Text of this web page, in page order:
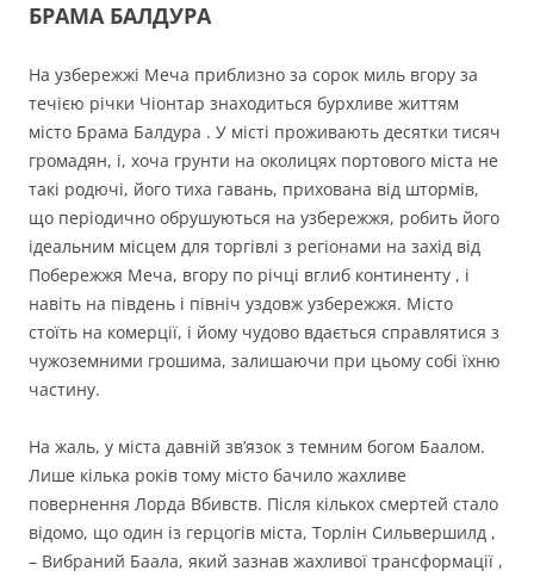
БРАМА БАЛДУРА
На узбережжі Меча приблизно за сорок миль вгору за
течією річки Чіонтар знаходиться бурхливе життям
місто Брама Балдура . У місті проживають десятки тисяч
громадян, і, хоча грунти на околицях портового міста не
такі родючі, його тиха гавань, прихована від штормів,
що періодично обрушуються на узбережжя, робить його
ідеальним місцем для торгівлі з регіонами на захід від
Побережжя Меча, вгору по річці вглиб континенту , і
навіть на південь і північ уздовж узбережжя. Місто
стоїть на комерції, і йому чудово вдається справлятися з
чужоземними грошима, залишаючи при цьому собі їхню
частину.
На жаль, у міста давній зв’язок з темним богом Баалом.
Лише кілька років тому місто бачило жахливе
повернення Лорда Вбивств. Після кількох смертей стало
відомо, що один із герцогів міста, Торлін Сильвершилд ,
– Вибраний Баала, який зазнав жахливої трансформації ,